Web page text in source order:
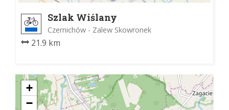
Szlak Wiślany
Czernichów - Zalew Skowronek
21.9 km
+
−